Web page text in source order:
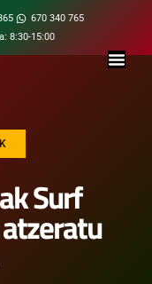
670 340 765
8:30-15:00
Surf